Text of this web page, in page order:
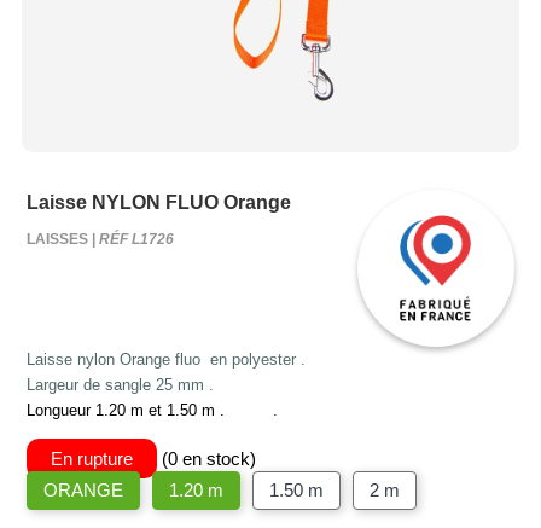
Laisse NYLON FLUO Orange
LAISSES | RÉF L1726
Laisse nylon Orange fluo en polyester .
Largeur de sangle 25 mm .
Longueur 1.20 m et 1.50 m .
En rupture
(0 en stock)
ORANGE
1.20 m 1.50 m 2 m